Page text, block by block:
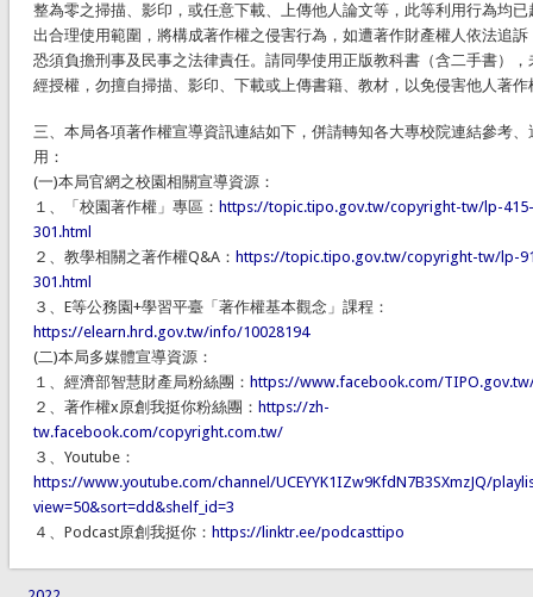
整為零之掃描、影印，或任意下載、上傳他人論文等，此等利用行為均已
出合理使用範圍，將構成著作權之侵害行為，如遭著作財產權人依法追訴
恐須負擔刑事及民事之法律責任。請同學使用正版教科書（含二手書），
經授權，勿擅自掃描、影印、下載或上傳書籍、教材，以免侵害他人著作
三、本局各項著作權宣導資訊連結如下，併請轉知各大專校院連結參考、
用：
(一)本局官網之校園相關宣導資源：
１、「校園著作權」專區： https://topic.tipo.gov.tw/copyright-tw/lp-415-
301.html
２、教學相關之著作權Q&A： https://topic.tipo.gov.tw/copyright-tw/lp-
301.html
３、E等公務園+學習平臺「著作權基本觀念」課程：
https://elearn.hrd.gov.tw/info/10028194
(二)本局多媒體宣導資源：
１、經濟部智慧財產局粉絲團： https://www.facebook.com/
２、著作權x原創我挺你粉絲團： https://zh-
tw.facebook.com/copyright.com.tw/
３、Youtube：
https://www.youtube.com/channel/UCEYYK1IZw9KfdN7B3SXmzJQ/
view=50&sort=dd&shelf_id=3
４、Podcast原創我挺你： https://linktr.ee/podcasttipo